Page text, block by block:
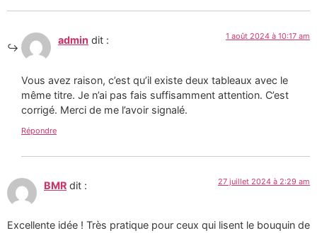
admin dit : 1 août 2024 à 10:17 am
Vous avez raison, c’est qu’il existe deux tableaux avec le
même titre. Je n’ai pas fais suffisamment attention. C’est
corrigé. Merci de me l’avoir signalé.
Répondre
BMR dit : 27 juillet 2024 à 2:29 am
Excellente idée ! Très pratique pour ceux qui lisent le bouquin de